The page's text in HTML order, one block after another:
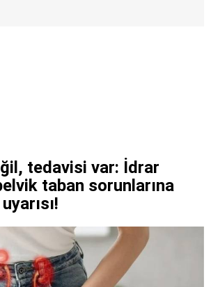
tedavisi var: İdrar
taban sorunlarına